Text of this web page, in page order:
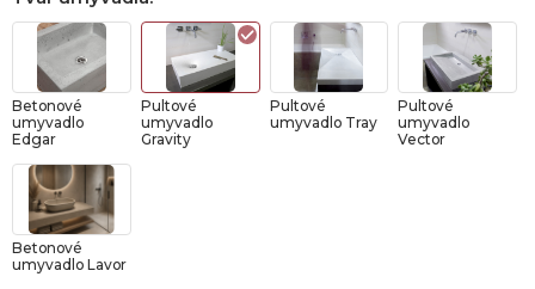
Betonové
umyvadlo
Edgar
Pultové
umyvadlo
Gravity
Pultové
umyvadlo Tray
Pultové
umyvadlo
Vector
Betonové
umyvadlo Lavor